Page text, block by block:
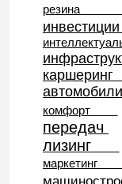
комфорт
передач
лизинг